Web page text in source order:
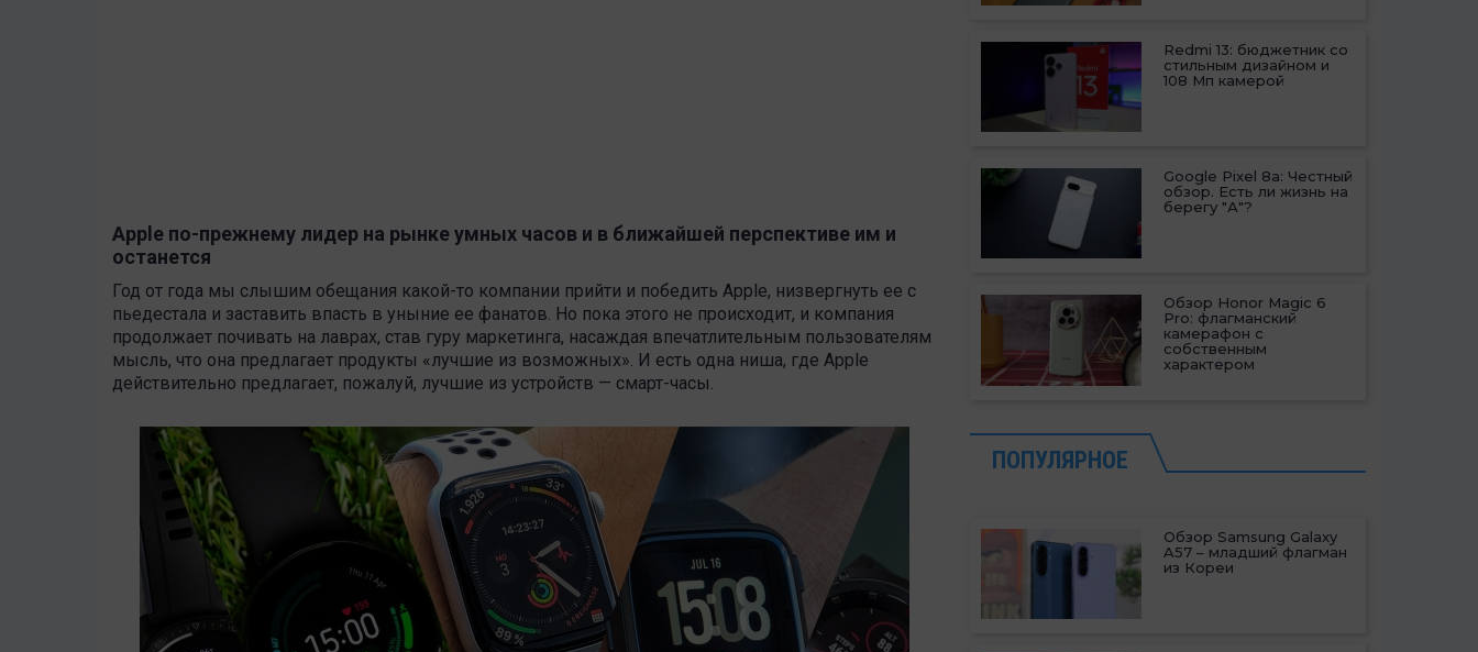
Apple по-прежнему лидер на рынке умных часов и в ближайшей перспективе им и
останется
Год от года мы слышим обещания какой-то компании прийти и победить Apple, низвергнуть ее с
пьедестала и заставить впасть в уныние ее фанатов. Но пока этого не происходит, и компания
продолжает почивать на лаврах, став гуру маркетинга, насаждая впечатлительным пользователям
мысль, что она предлагает продукты «лучшие из возможных». И есть одна ниша, где Apple
действительно предлагает, пожалуй, лучшие из устройств — смарт-часы.
Redmi 13: бюджетник со
стильным дизайном и
108 Мп камерой
Google Pixel 8a: Честный
обзор. Есть ли жизнь на
берегу "А"?
Обзор Honor Magic 6
Pro: флагманский
камерафон с
собственным
характером
ПОПУЛЯРНОЕ
Обзор Samsung Galaxy
A57 – младший флагман
из Кореи